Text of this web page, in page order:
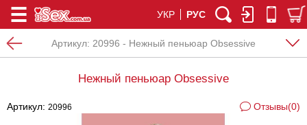
УКР РУС
Артикул: 20996 - Нежный пеньюар Obsessive
Нежный пеньюар Obsessive
Артикул: 20996 Отзывы(0)